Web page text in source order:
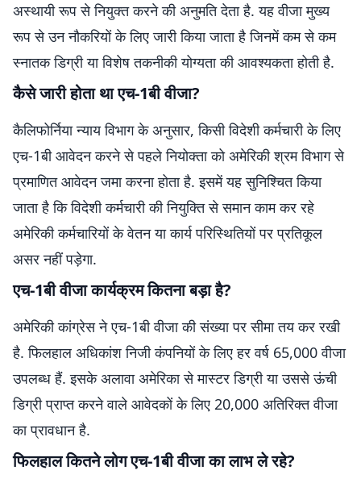
अस्थायी रूप से नियुक्त करने की अनुमति देता है. यह वीजा मुख्य
रूप से उन नौकरियों के लिए जारी किया जाता है जिनमें कम से कम
स्नातक डिग्री या विशेष तकनीकी योग्यता की आवश्यकता होती है.
कैसे जारी होता था एच-1बी वीजा?
कैलिफोर्निया न्याय विभाग के अनुसार, किसी विदेशी कर्मचारी के लिए
एच-1बी आवेदन करने से पहले नियोक्ता को अमेरिकी श्रम विभाग से
प्रमाणित आवेदन जमा करना होता है. इसमें यह सुनिश्चित किया
जाता है कि विदेशी कर्मचारी की नियुक्ति से समान काम कर रहे
अमेरिकी कर्मचारियों के वेतन या कार्य परिस्थितियों पर प्रतिकूल
असर नहीं पड़ेगा.
एच-1बी वीजा कार्यक्रम कितना बड़ा है?
अमेरिकी कांग्रेस ने एच-1बी वीजा की संख्या पर सीमा तय कर रखी
है. फिलहाल अधिकांश निजी कंपनियों के लिए हर वर्ष 65,000 वीजा
उपलब्ध हैं. इसके अलावा अमेरिका से मास्टर डिग्री या उससे ऊंची
डिग्री प्राप्त करने वाले आवेदकों के लिए 20,000 अतिरिक्त वीजा
का प्रावधान है.
फिलहाल कितने लोग एच-1बी वीजा का लाभ ले रहे?